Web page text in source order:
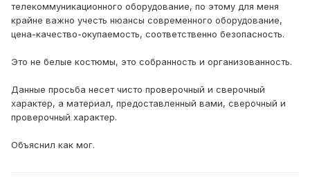
телекоммуникационного оборудование, по этому для меня
крайне важно учесть нюансы современного оборудование,
цена-качество-окупаемость, соответственно безопасность.
Это не белые костюмы, это собранность и организованность.
Данные просьба несет чисто проверочный и сверочный
характер, а материал, предоставленный вами, сверочный и
проверочный характер.
Объяснил как мог.